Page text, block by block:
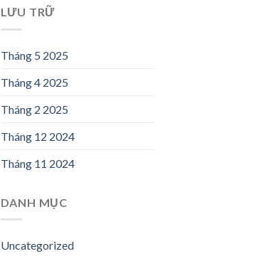
LƯU TRỮ
Tháng 5 2025
Tháng 4 2025
Tháng 2 2025
Tháng 12 2024
Tháng 11 2024
DANH MỤC
Uncategorized